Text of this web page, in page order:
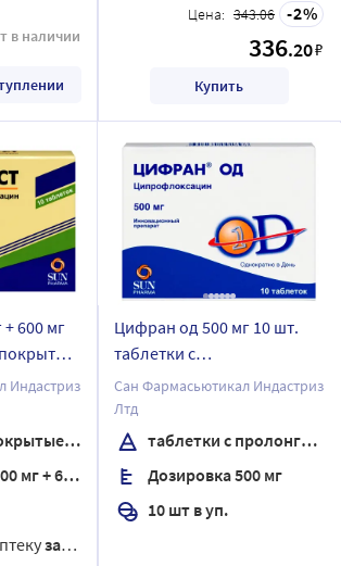
в наличии
Цена: 343.06 2
336.20₽
Купить
600 мг
Индастриз
оболочкой
+ 600 мг
завтра
Цифран од 500 мг 10 шт.
таблетки с
пролонгированным
высвобождением,
покрытые пленочной
оболочкой
Сан Фармасьютикал Индастриз
Лтд
таблетки с пролонгированным высвобождением, покрытые пленочной оболочкой
Дозировка 500 мг
10 шт в уп.